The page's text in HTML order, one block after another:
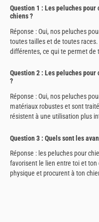
Question 1 : Les peluches
chiens ?
Réponse : Oui, nos peluches
toutes tailles et de toutes
différentes, ce qui te permet de
Question 2 : Les peluches
?
Réponse : Oui, nos peluches
matériaux robustes et sont
résistent à une utilisation plus
Question 3 : Quels sont les
Réponse : les peluches pour
favorisent le lien entre toi et
physique et procurent à ton